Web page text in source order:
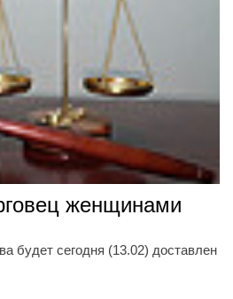
женщинами
будет сегодня (13.02) доставлен